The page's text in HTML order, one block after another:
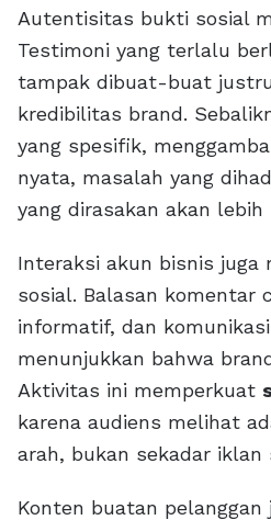
Autentisitas bukti sosial
Testimoni yang terlalu
tampak dibuat-buat
kredibilitas brand.
yang spesifik,
nyata, masalah yang
yang dirasakan akan lebih
Interaksi akun bisnis
sosial. Balasan komentar
informatif, dan
menunjukkan bahwa
Aktivitas ini memperkuat
karena audiens melihat
arah, bukan sekadar iklan
Konten buatan pelanggan